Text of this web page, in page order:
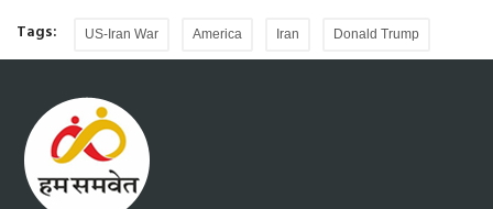
Tags: US-Iran War America Iran Donald Trump